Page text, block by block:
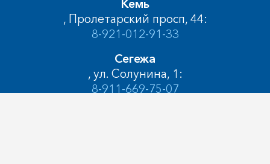
Кемь
, Пролетарский просп, 44:
8-921-012-91-33
Сегежа
, ул. Солунина, 1:
8-911-669-75-07